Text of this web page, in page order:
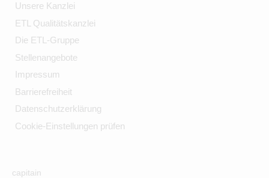
Unsere Kanzlei
ETL Qualitätskanzlei
Die ETL-Gruppe
Stellenangebote
Impressum
Barrierefreiheit
Datenschutzerklärung
Cookie-Einstellungen prüfen
capitain